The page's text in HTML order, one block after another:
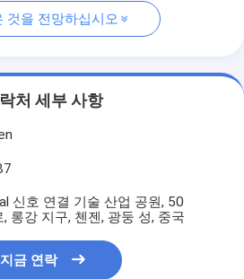
것을 전망하십시오
처 세부 사항
신호 연결 기술 산업 공원, 50
롱강 지구, 첸젠, 광둥 성, 중국
지금 연락